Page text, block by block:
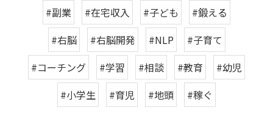
#副業
#在宅収入 #子ども
#鍛える
#右脳
#右脳開発 #NLP
#子育て
#コーチング
#学習 #相談 #教育
#幼児
#小学生
#育児 #地頭 #稼ぐ